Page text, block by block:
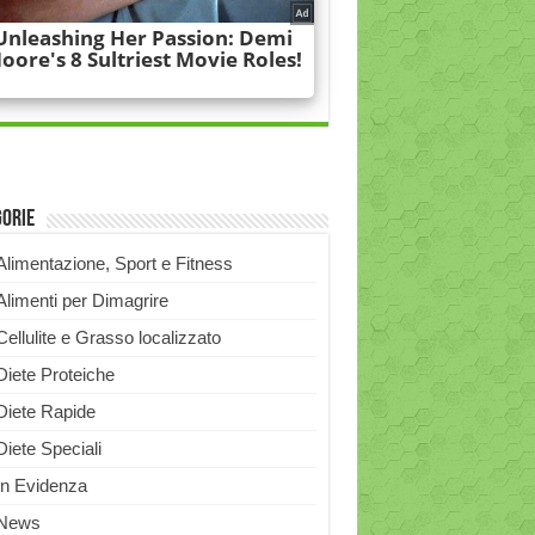
Sport e Fitness
per Dimagrire
e Grasso localizzato
Proteiche
Rapide
Speciali
Evidenza